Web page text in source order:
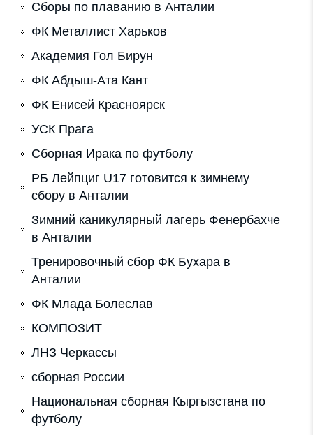
Сборы по плаванию в Анталии
ФК Металлист Харьков
Академия Гол Бирун
ФК Абдыш-Ата Кант
ФК Енисей Красноярск
УСК Прага
Сборная Ирака по футболу
РБ Лейпциг U17 готовится к зимнему
сбору в Анталии
Зимний каникулярный лагерь Фенербахче
в Анталии
Тренировочный сбор ФК Бухара в
Анталии
ФК Млада Болеслав
КОМПОЗИТ
ЛНЗ Черкассы
сборная России
Национальная сборная Кыргызстана по
футболу